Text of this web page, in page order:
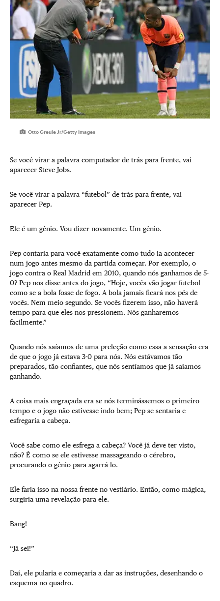
Otto Greule Jr/Getty Images
Se você virar a palavra computador de trás para frente, vai
aparecer Steve Jobs.
Se você virar a palavra “futebol” de trás para frente, vai
aparecer Pep.
Ele é um gênio. Vou dizer novamente. Um gênio.
Pep contaria para você exatamente como tudo ia acontecer
num jogo antes mesmo da partida começar. Por exemplo, o
jogo contra o Real Madrid em 2010, quando nós ganhamos de 5-
0? Pep nos disse antes do jogo, “Hoje, vocês vão jogar futebol
como se a bola fosse de fogo. A bola jamais ficará nos pés de
vocês. Nem meio segundo. Se vocês fizerem isso, não haverá
tempo para que eles nos pressionem. Nós ganharemos
facilmente.”
Quando nós saíamos de uma preleção como essa a sensação era
de que o jogo já estava 3-0 para nós. Nós estávamos tão
preparados, tão confiantes, que nós sentíamos que já saíamos
ganhando.
A coisa mais engraçada era se nós terminássemos o primeiro
tempo e o jogo não estivesse indo bem; Pep se sentaria e
esfregaria a cabeça.
Você sabe como ele esfrega a cabeça? Você já deve ter visto,
não? É como se ele estivesse massageando o cérebro,
procurando o gênio para agarrá-lo.
Ele faria isso na nossa frente no vestiário. Então, como mágica,
surgiria uma revelação para ele.
Bang!
“Já sei!”
Daí, ele pularia e começaria a dar as instruções, desenhando o
esquema no quadro.